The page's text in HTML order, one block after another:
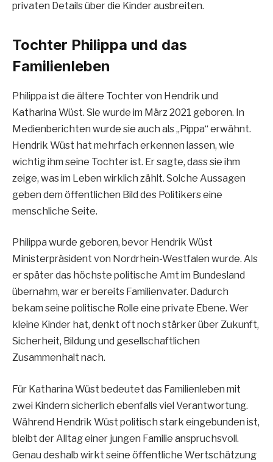
privaten Details über die Kinder ausbreiten.
Tochter Philippa und das
Familienleben
Philippa ist die ältere Tochter von Hendrik und
Katharina Wüst. Sie wurde im März 2021 geboren. In
Medienberichten wurde sie auch als „Pippa“ erwähnt.
Hendrik Wüst hat mehrfach erkennen lassen, wie
wichtig ihm seine Tochter ist. Er sagte, dass sie ihm
zeige, was im Leben wirklich zählt. Solche Aussagen
geben dem öffentlichen Bild des Politikers eine
menschliche Seite.
Philippa wurde geboren, bevor Hendrik Wüst
Ministerpräsident von Nordrhein-Westfalen wurde. Als
er später das höchste politische Amt im Bundesland
übernahm, war er bereits Familienvater. Dadurch
bekam seine politische Rolle eine private Ebene. Wer
kleine Kinder hat, denkt oft noch stärker über Zukunft,
Sicherheit, Bildung und gesellschaftlichen
Zusammenhalt nach.
Für Katharina Wüst bedeutet das Familienleben mit
zwei Kindern sicherlich ebenfalls viel Verantwortung.
Während Hendrik Wüst politisch stark eingebunden ist,
bleibt der Alltag einer jungen Familie anspruchsvoll.
Genau deshalb wirkt seine öffentliche Wertschätzung